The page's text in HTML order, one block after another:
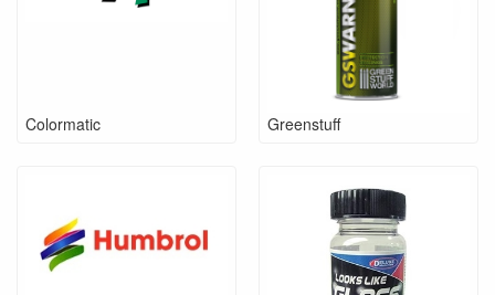
Colormatic Greenstuff